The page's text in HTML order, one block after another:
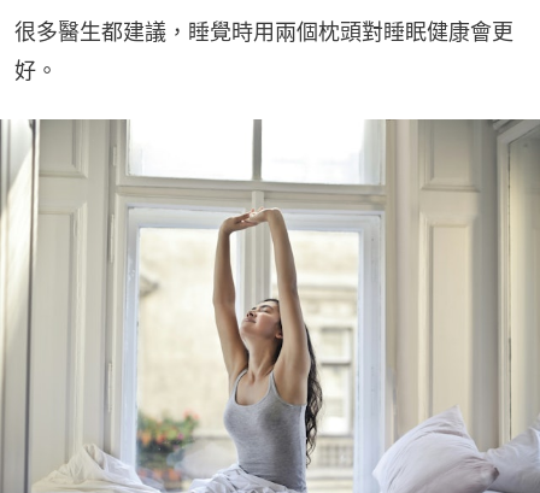
很多醫生都建議，睡覺時用兩個枕頭對睡眠健康會更
好。